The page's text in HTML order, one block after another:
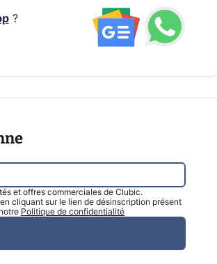
?
et offres commerciales de Clubic.
cliquant sur le lien de désinscription présent
Politique de confidentialité